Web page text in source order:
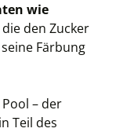
wie
die den Zucker
Färbung
– der
Teil des